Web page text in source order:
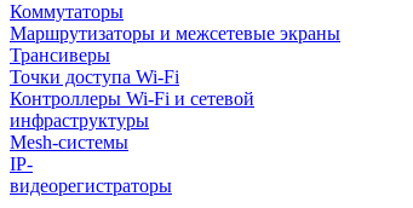
Коммутаторы
Маршрутизаторы и межсетевые экраны
Трансиверы
Точки доступа Wi-Fi
Контроллеры Wi-Fi и сетевой
инфраструктуры
Mesh-системы
IP-
видеорегистраторы
и